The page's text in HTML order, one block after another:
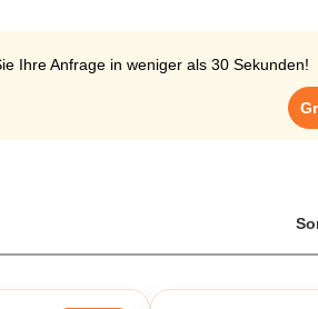
Gastgeschenke sind ebenfalls
wie Samenbomben oder klassische
erfolgen, um die
in vollem Umfang zu nutzen und die
PVC können dabei eingesetzt werden,
wird die Hochzeit planung zu einem
Ihre Anfrage in weniger als 30 Sekunden!